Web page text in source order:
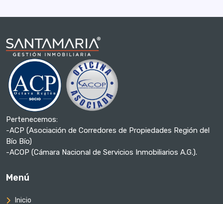
Pertenecemos:
-ACP (Asociación de Corredores de Propiedades Región del
Bío Bío)
-ACOP (Cámara Nacional de Servicios Inmobiliarios A.G.).
Menú
Inicio